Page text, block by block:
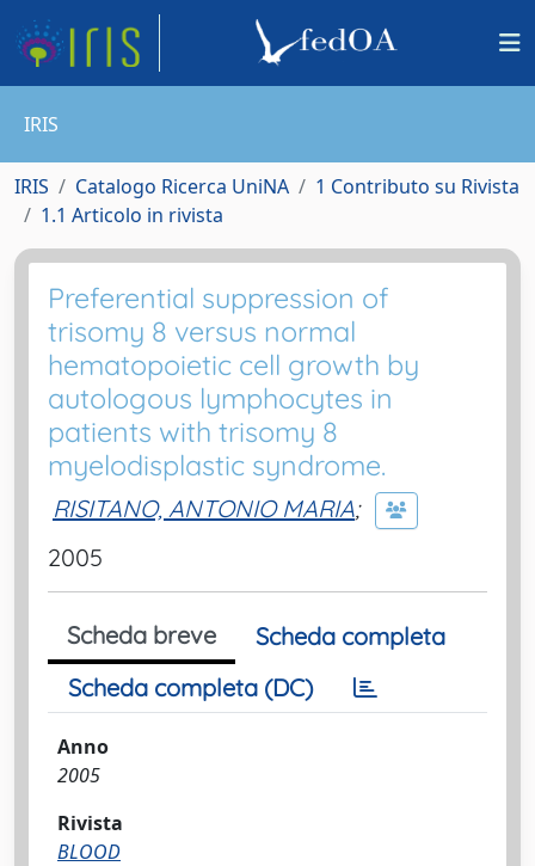
IRIS
IRIS Catalogo Ricerca UniNA
1 Contributo su Rivista
1.1 Articolo in rivista
Preferential suppression of
trisomy 8 versus normal
hematopoietic cell growth by
autologous lymphocytes in
patients with trisomy 8
myelodisplastic syndrome.
RISITANO, ANTONIO MARIA;
2005
Scheda breve
Scheda completa
Scheda completa (DC)
Anno
2005
Rivista
BLOOD